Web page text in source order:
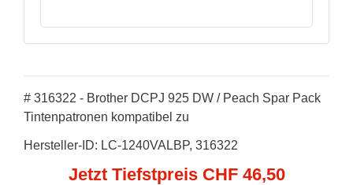
# 316322 - Brother DCPJ 925 DW / Peach Spar Pack
Tintenpatronen kompatibel zu
Hersteller-ID: LC-1240VALBP, 316322
Jetzt Tiefstpreis CHF 46,50